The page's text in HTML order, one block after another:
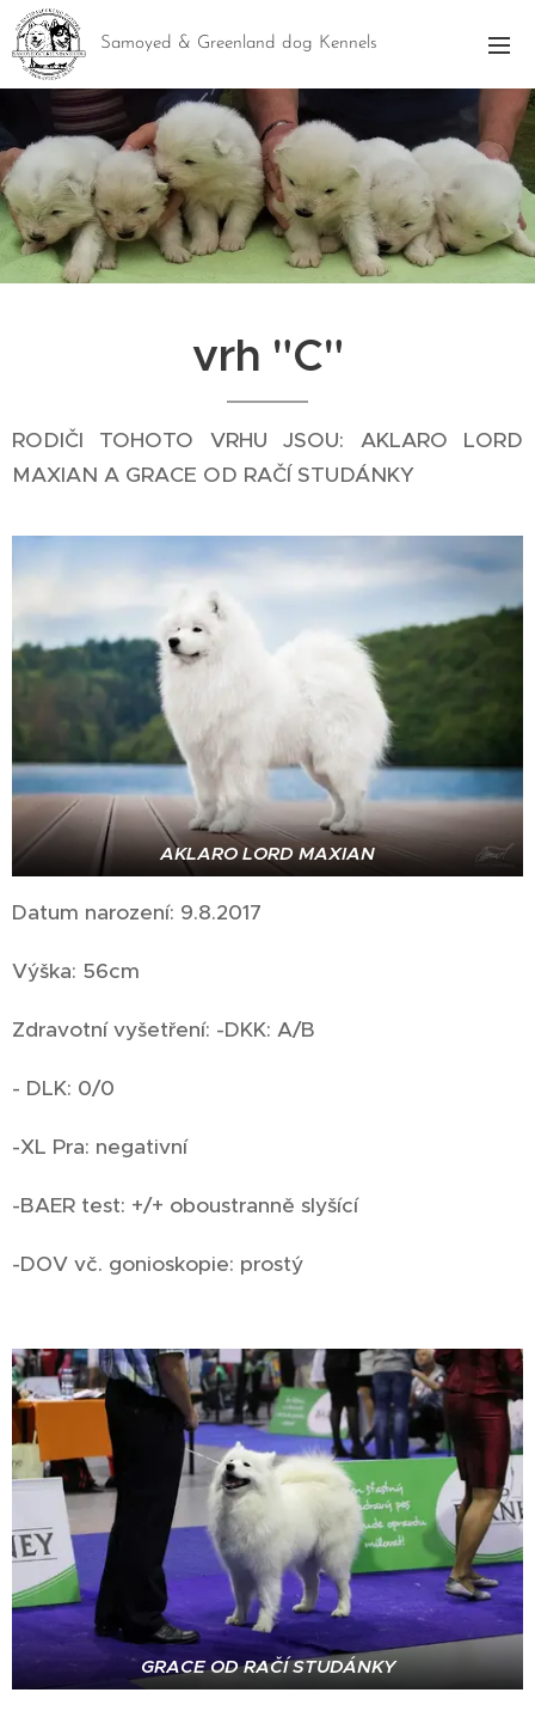
Samoyed & Greenland dog Kennels
vrh "C"
RODIČI TOHOTO VRHU JSOU: AKLARO LORD
MAXIAN A GRACE OD RAČÍ STUDÁNKY
AKLARO LORD MAXIAN
Datum narození: 9.8.2017
Výška: 56cm
Zdravotní vyšetření: -DKK: A/B
- DLK: 0/0
-XL Pra: negativní
-BAER test: +/+ oboustranně slyšící
-DOV vč. gonioskopie: prostý
GRACE OD RAČÍ STUDÁNKY